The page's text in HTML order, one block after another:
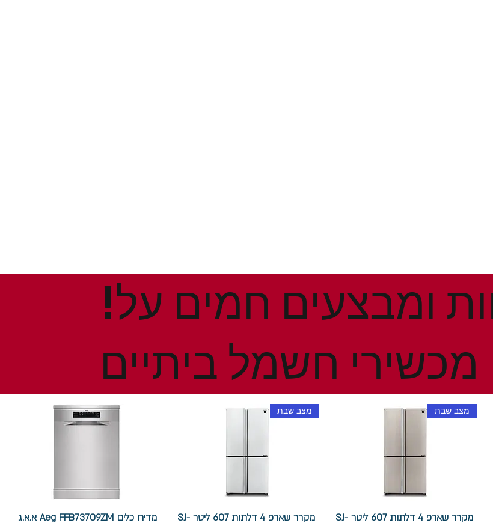
מצב שבת
מקרר שארפ 4 דלתות 607 ליטר SJ-
מצב שבת
מקרר שארפ 4 דלתות 607 ליטר SJ-
מדיח כלים Aeg FFB73709ZM א.א.ג
!הנחות ומבצעים חמים על
מכשירי חשמל ביתיים